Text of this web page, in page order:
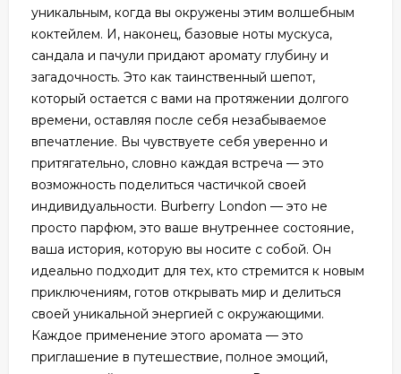
уникальным, когда вы окружены этим волшебным
коктейлем. И, наконец, базовые ноты мускуса,
сандала и пачули придают аромату глубину и
загадочность. Это как таинственный шепот,
который остается с вами на протяжении долгого
времени, оставляя после себя незабываемое
впечатление. Вы чувствуете себя уверенно и
притягательно, словно каждая встреча — это
возможность поделиться частичкой своей
индивидуальности. Burberry London — это не
просто парфюм, это ваше внутреннее состояние,
ваша история, которую вы носите с собой. Он
идеально подходит для тех, кто стремится к новым
приключениям, готов открывать мир и делиться
своей уникальной энергией с окружающими.
Каждое применение этого аромата — это
приглашение в путешествие, полное эмоций,